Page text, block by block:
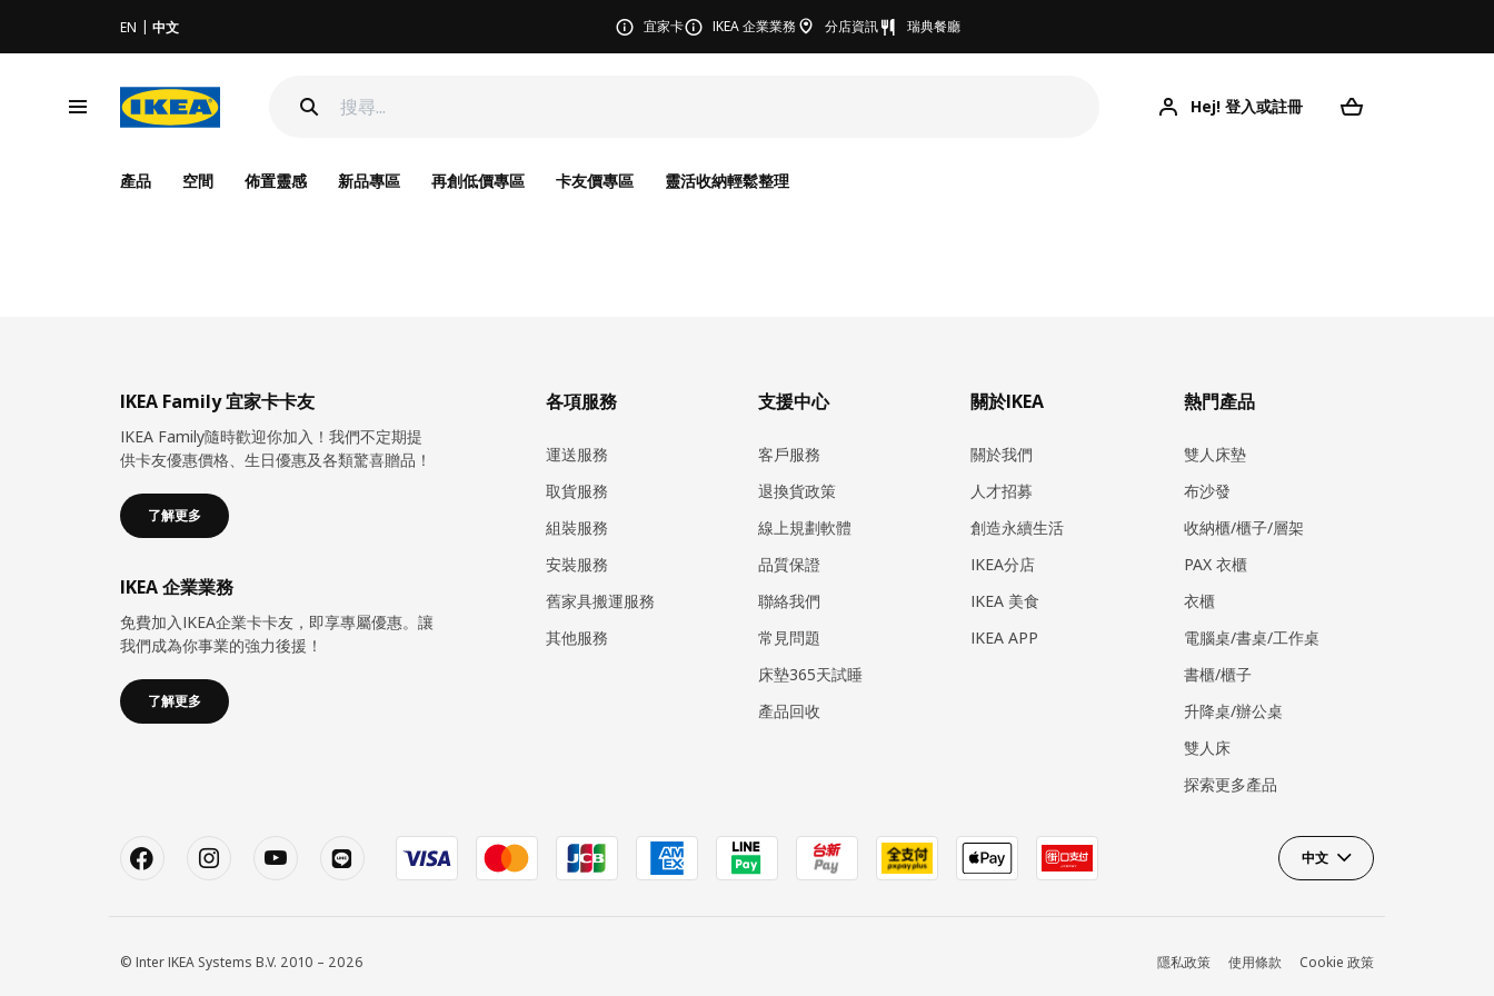
EN 中文 宜家卡 IKEA 企業業務 分店資訊 瑞典餐廳
Hej! 登入或註冊
產品 空間 佈置靈感 新品專區 再創低價專區 卡友價專區 靈活收納輕鬆整理
IKEA Family 宜家卡卡友
IKEA Family隨時歡迎你加入！我們不定期提
供卡友優惠價格、生日優惠及各類驚喜贈品！
了解更多
IKEA 企業業務
免費加入IKEA企業卡卡友，即享專屬優惠。讓
我們成為你事業的強力後援！
了解更多
各項服務
運送服務
取貨服務
組裝服務
安裝服務
​舊家具搬運服務
其他服務
支援中心
客戶服務
退換貨政策
線上規劃軟體
品質保證
聯絡我們
常見問題
床墊365天試睡
產品回收
關於IKEA
關於我們
人才招募
創造永續生活
IKEA分店
IKEA 美食
IKEA APP
熱門產品
雙人床墊
布沙發
收納櫃/櫃子/層架
PAX 衣櫃
衣櫃
電腦桌/書桌/工作桌
書櫃/櫃子
升降桌/辦公桌
雙人床
探索更多產品
中文
© Inter IKEA Systems B.V. 2010 – 2026 隱私政策 使用條款 Cookie 政策